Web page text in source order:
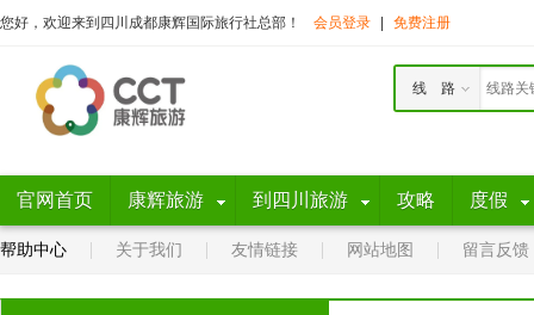
您好，欢迎来到四川成都康辉国际旅行社总部！ 会员登录 免费注册
线 路
官网首页 康辉旅游 到四川旅游 攻略 度假
帮助中心 关于我们 友情链接 网站地图 留言反馈